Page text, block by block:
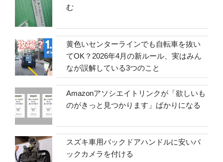
む
黄色いセンターラインでも自転車を抜い
てOK？2026年4月の新ルール、実はみん
なが誤解している3つのこと
Amazonアソシエイトリンクが「欲しいも
のがきっと見つかります」ばかりになる
スズキ車用バックドアハンドルに安いバ
ックカメラを付ける